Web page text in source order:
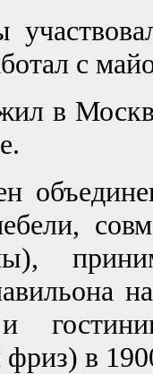
с
в
в